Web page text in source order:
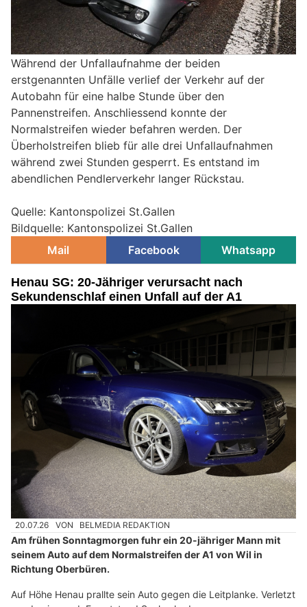
Während der Unfallaufnahme der beiden
erstgenannten Unfälle verlief der Verkehr auf der
Autobahn für eine halbe Stunde über den
Pannenstreifen. Anschliessend konnte der
Normalstreifen wieder befahren werden. Der
Überholstreifen blieb für alle drei Unfallaufnahmen
während zwei Stunden gesperrt. Es entstand im
abendlichen Pendlerverkehr langer Rückstau.
Quelle: Kantonspolizei St.Gallen
Bildquelle: Kantonspolizei St.Gallen
Mail
Facebook Whatsapp
Henau SG: 20-Jähriger verursacht nach
Sekundenschlaf einen Unfall auf der A1
20.07.26 VON BELMEDIA REDAKTION
Am frühen Sonntagmorgen fuhr ein 20-jähriger Mann mit
seinem Auto auf dem Normalstreifen der A1 von Wil in
Richtung Oberbüren.
Auf Höhe Henau prallte sein Auto gegen die Leitplanke. Verletzt